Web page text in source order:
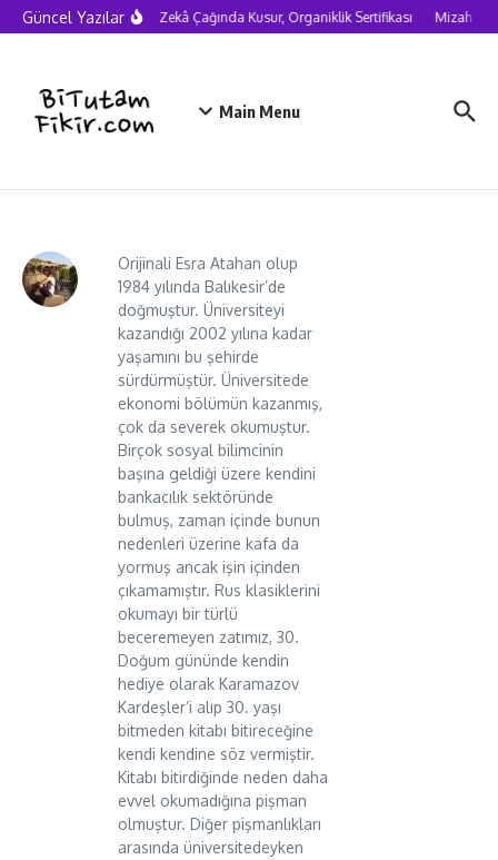
Skip to content
Güncel YazılarYapay Zekâ Çağında Kusur, Organiklik Sertifikası Mizah
Main Menu
Orijinali Esra Atahan olup
1984 yılında Balıkesir’de
doğmuştur. Üniversiteyi
kazandığı 2002 yılına kadar
yaşamını bu şehirde
sürdürmüştür. Üniversitede
ekonomi bölümün kazanmış,
çok da severek okumuştur.
Birçok sosyal bilimcinin
başına geldiği üzere kendini
bankacılık sektöründe
bulmuş, zaman içinde bunun
nedenleri üzerine kafa da
yormuş ancak işin içinden
çıkamamıştır. Rus klasiklerini
okumayı bir türlü
beceremeyen zatımız, 30.
Doğum gününde kendin
hediye olarak Karamazov
Kardeşler’i alıp 30. yaşı
bitmeden kitabı bitireceğine
kendi kendine söz vermiştir.
Kitabı bitirdiğinde neden daha
evvel okumadığına pişman
olmuştur. Diğer pişmanlıkları
arasında üniversitedeyken